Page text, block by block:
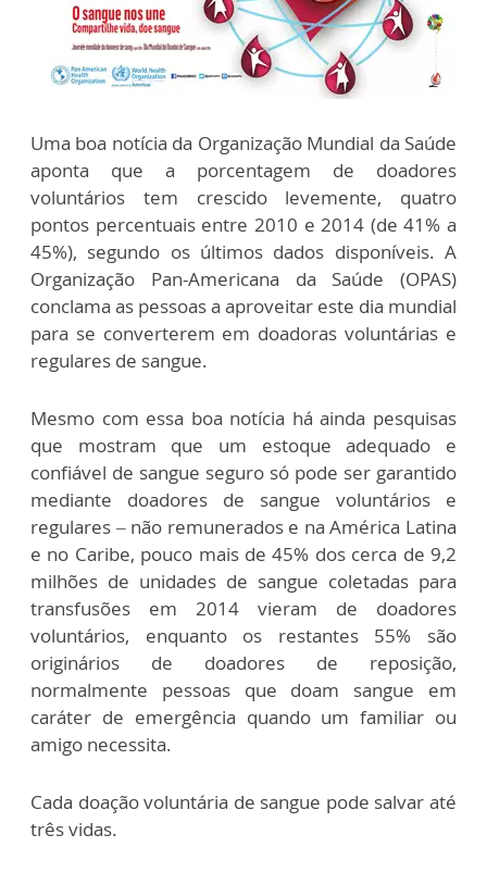
Uma boa notícia da Organização Mundial da Saúde
aponta que a porcentagem de doadores
voluntários tem crescido levemente, quatro
pontos percentuais entre 2010 e 2014 (de 41% a
45%), segundo os últimos dados disponíveis. A
Organização Pan-Americana da Saúde (OPAS)
conclama as pessoas a aproveitar este dia mundial
para se converterem em doadoras voluntárias e
regulares de sangue.
Mesmo com essa boa notícia há ainda pesquisas
que mostram que um estoque adequado e
confiável de sangue seguro só pode ser garantido
mediante doadores de sangue voluntários e
regulares – não remunerados e na América Latina
e no Caribe, pouco mais de 45% dos cerca de 9,2
milhões de unidades de sangue coletadas para
transfusões em 2014 vieram de doadores
voluntários, enquanto os restantes 55% são
originários de doadores de reposição,
normalmente pessoas que doam sangue em
caráter de emergência quando um familiar ou
amigo necessita.
Cada doação voluntária de sangue pode salvar até
três vidas.